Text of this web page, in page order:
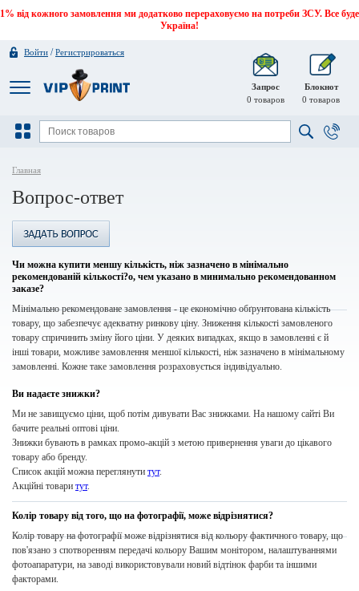
1% від кожного замовлення ми додатково перераховуємо на потреби ЗСУ. Все буде
Україна!
Войти /Регистрироваться
Запрос
0 товаров
Блокнот
0 товаров
Главная
Вопрос-ответ
Чи можна купити меншу кількість, ніж зазначено в мінімально
рекомендованій кількості?о, чем указано в минимально рекомендованном
заказе?
Мінімально рекомендоване замовлення - це економічно обґрунтована кількість
товару, що забезпечує адекватну ринкову ціну. Зниження кількості замовленого
товару спричинить зміну його ціни. У деяких випадках, якщо в замовленні є й
інші товари, можливе замовлення меншої кількості, ніж зазначено в мінімальному
замовленні. Кожне таке замовлення розраховується індивідуально.
Ви надаєте знижки?
Ми не завищуємо ціни, щоб потім дивувати Вас знижками. На нашому сайті Ви
бачите реальні оптові ціни.
Знижки бувають в рамках промо-акцій з метою привернення уваги до цікавого
товару або бренду.
Список акцій можна переглянути тут.
Акційні товари тут.
Колір товару від того, що на фотографії, може відрізнятися?
Колір товару на фотографії може відрізнятися від кольору фактичного товару, що
пов'язано з спотворенням передачі кольору Вашим монітором, налаштуваннями
фотоапаратури, на заводі використовували новий відтінок фарби та іншими
факторами.